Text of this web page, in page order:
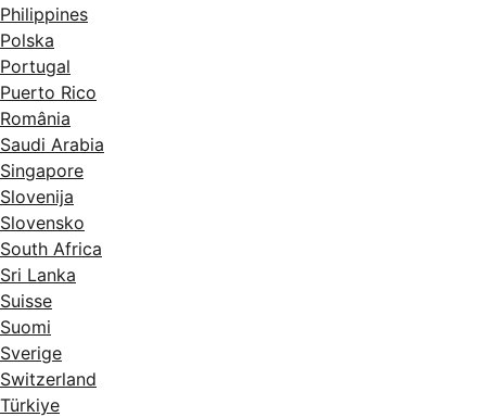
Philippines
Polska
Portugal
Puerto Rico
România
Saudi Arabia
Singapore
Slovenija
Slovensko
South Africa
Sri Lanka
Suisse
Suomi
Sverige
Switzerland
Türkiye